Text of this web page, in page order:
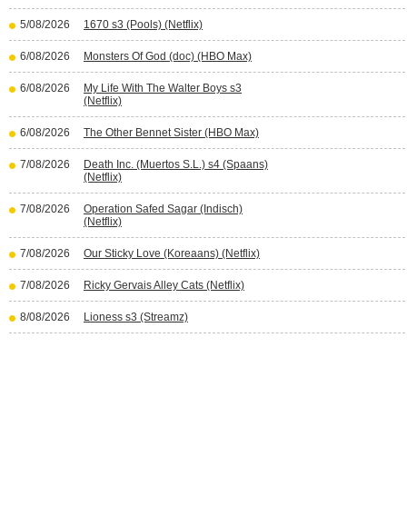
5/08/2026 1670 s3 (Pools) (Netflix)
6/08/2026 Monsters Of God (doc) (HBO Max)
6/08/2026
My Life With The Walter Boys s3
(Netflix)
6/08/2026 The Other Bennet Sister (HBO Max)
7/08/2026
Death Inc. (Muertos S.L.) s4 (Spaans)
(Netflix)
7/08/2026
Operation Safed Sagar (Indisch)
(Netflix)
7/08/2026 Our Sticky Love (Koreaans) (Netflix)
7/08/2026 Ricky Gervais Alley Cats (Netflix)
8/08/2026 Lioness s3 (Streamz)